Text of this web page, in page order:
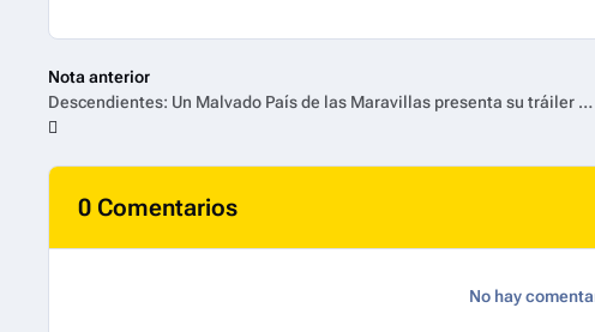
Nota anterior
Descendientes: Un Malvado País de las Maravillas presenta su tráiler y el nuevo himno de los villanos
0 Comentarios
No hay